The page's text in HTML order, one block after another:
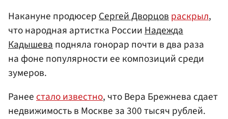
Накануне продюсерСергей Дворцовраскрыл,
что народная артистка РоссииНадежда
Кадышеваподняла гонорар почти в два раза
на фоне популярности ее композиций среди
зумеров.
Ранеестало известно, что Вера Брежнева сдает
недвижимость в Москве за 300 тысяч рублей.